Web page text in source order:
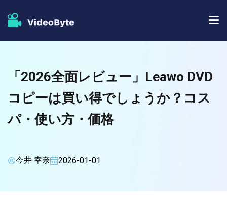
BD-DVD リッピング
DVD コピー
DVD リッピング
ストア
人気記事
サポート
「2026全面レビュー」Leawo DVD
コピーは買い得でしょうか？コス
パ・使い方・価格
今井 幸奈 2026-01-01